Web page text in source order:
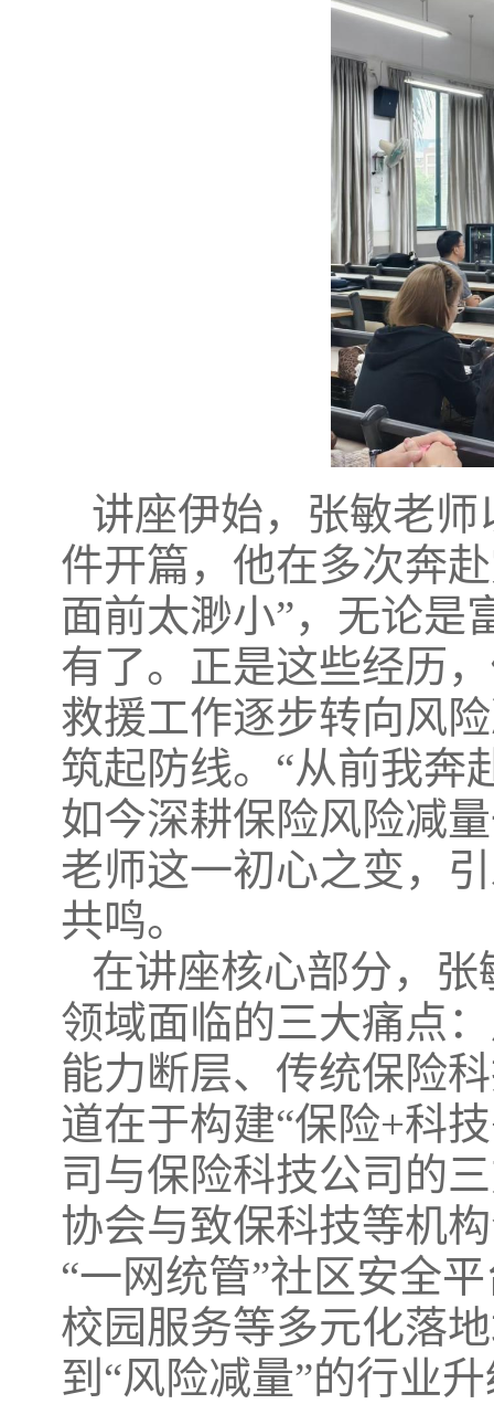
讲座伊始，张敏老
件开篇，他在多次奔
面前太渺小”，无论是
有了。正是这些经历
救援工作逐步转向风
筑起防线。“从前我奔
如今深耕保险风险减
老师这一初心之变，
共鸣。
在讲座核心部分，
领域面临的三大痛点
能力断层、传统保险
道在于构建“保险+科
司与保险科技公司的
协会与致保科技等机
“一网统管”社区安全
校园服务等多元化落
到“风险减量”的行业